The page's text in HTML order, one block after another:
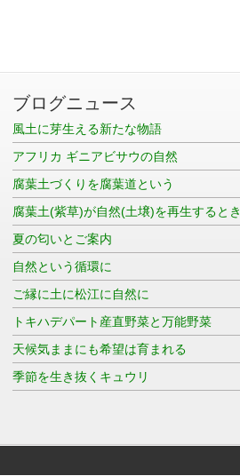
ブログニュース
風土に芽生える新たな物語
アフリカ ギニアビサウの自然
腐葉土づくりを腐葉道という
腐葉土(紫草)が自然(土壌)を再生するとき
夏の匂いとご案内
自然という循環に
ご縁に土に松江に自然に
トキハデパート産直野菜と万能野菜
天候気ままにも希望は育まれる
季節を生き抜くキュウリ